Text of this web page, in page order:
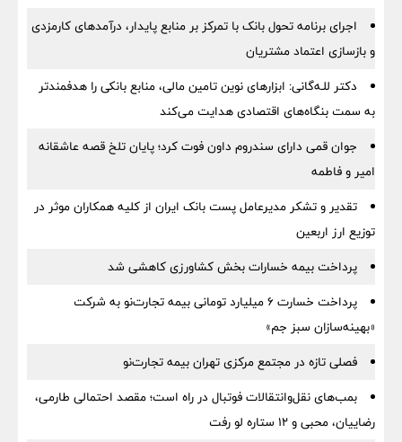
اجرای برنامه تحول بانک با تمرکز بر منابع پایدار، درآمدهای کارمزدی
و بازسازی اعتماد مشتریان
دکتر للـه‌گانی: ابزارهای نوین تامین مالی، منابع بانکی را هدفمندتر
به سمت بنگاه‌های اقتصادی هدایت می‌کند
جوان قمی دارای سندروم داون فوت کرد؛ پایان تلخ قصه عاشقانه
امیر و فاطمه
تقدیر و تشکر مدیرعامل پست بانک ایران از کلیه همکاران موثر در
توزیع ارز اربعین
پرداخت بیمه خسارات بخش کشاورزی کاهشی شد
پرداخت خسارت ۶ میلیارد تومانی بیمه تجارت‌نو به شرکت
«بهینه‌سازان سبز جم»
فصلی تازه در مجتمع مرکزی تهران بیمه تجارت‌نو
بمب‌های نقل‌وانتقالات فوتبال در راه است؛ مقصد احتمالی طارمی،
رضاییان، محبی و ۱۲ ستاره لو رفت